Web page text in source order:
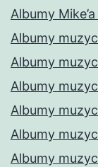
Albumy
Albumy
Albumy
Albumy
Albumy
Albumy
Albumy